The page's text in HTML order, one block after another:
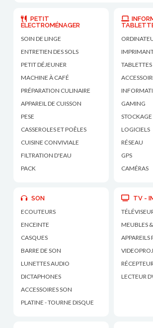
PETIT
ÉLECTROMÉNAGER
SOIN DE LINGE
ENTRETIEN DES SOLS
PETIT DÉJEUNER
MACHINE À CAFÉ
PRÉPARATION CULINAIRE
APPAREIL DE CUISSON
PESE
CASSEROLES ET POÊLES
CUISINE CONVIVIALE
FILTRATION D'EAU
PACK
TABLETTES
GAMING
STOCKAGE
LOGICIELS
RÉSEAU
GPS
CAMÉRAS
SON
ECOUTEURS
ENCEINTE
CASQUES
BARRE DE SON
LUNETTES AUDIO
DICTAPHONES
ACCESSOIRES SON
PLATINE - TOURNE DISQUE
TV -
MEUBLES
APPAREILS
LECTEUR